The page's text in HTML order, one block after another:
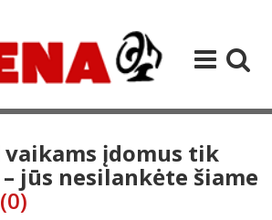
vaikams įdomus tik
jūs nesilankėte šiame
(0)